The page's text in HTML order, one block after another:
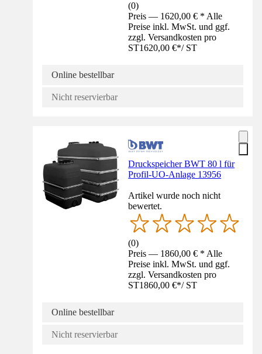
(0)
Preis — 1620,00 € * Alle
Preise inkl. MwSt. und ggf.
zzgl. Versandkosten pro
ST1620,00 €*/ ST
Online bestellbar
Nicht reservierbar
Druckspeicher BWT 80 l für
Profil-UO-Anlage 13956
Artikel wurde noch nicht
bewertet.
(0)
Preis — 1860,00 € * Alle
Preise inkl. MwSt. und ggf.
zzgl. Versandkosten pro
ST1860,00 €*/ ST
Online bestellbar
Nicht reservierbar